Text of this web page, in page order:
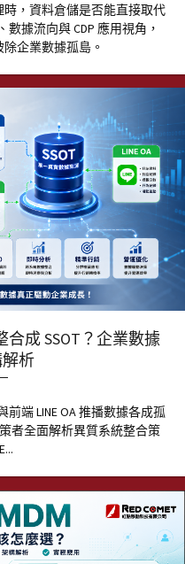
，資料倉儲是否能直接取代
據流向與 CDP 應用視角，
企業數據孤島。
合成 SSOT？企業數據
析
前端 LINE OA 推播數據各成孤
者全面解析異質系統整合策